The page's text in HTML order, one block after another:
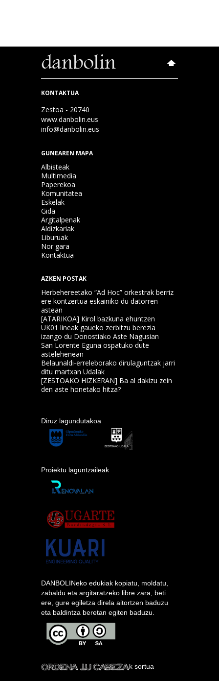
KONTAKTUA
Zestoa - 20740
www.danbolin.eus
info@danbolin.eus
GUNEAREN MAPA
Albisteak
Multimedia
Paperekoa
Komunitatea
Eskelak
Gida
Argitalpenak
Aldizkariak
Liburuak
Nor gara
Kontaktua
AZKEN POSTAK
Herbehereetako “Ad Hoc” orkestrak berriz
ere kontzertua eskainiko du datorren
astean
[ATARIKOA] Kirol bazkuna ehuntzen
UK01 lineak gaueko zerbitzu berezia
izango du Donostiako Aste Nagusian
San Lorente Eguna ospatuko dute
astelehenean
Belaunaldi-erreleborako dirulaguntzak jarri
ditu martxan Udalak
[ZESTOAKO HIZKERAN] Ba al dakizu zein
den aste honetako hitza?
Diruz lagundutakoa
Proiektu laguntzaileak
DANBOLINeko edukiak kopiatu, moldatu,
zabaldu eta argitaratzeko libre zara, beti
ere, gure egiletza direla aitortzen baduzu
eta baldintza beretan egiten baduzu.
k sortua